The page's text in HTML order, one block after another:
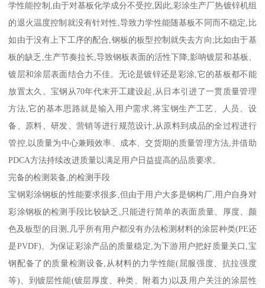
学性能控制,由于对基板化学成分不受控,因此,彩涂生产厂热镀锌机组
的退火温度控制就没有针对性,导致力学性能随基板不同而不稳定,比
如由于没有上下工序的配合,钢板的板型控制就失去方向;比如由于基
板的缺乏,生产节奏拉长,导致钢板表面的活性下降,影呐镀层和基板、
镀层和涂层表面结合力不佳。无论是镀锌还是彩涂,它的基板都不能
放置太久。宝钢从70年代末开工建设起,从日本引进了一贯质量管理
方法,它的基本思路就是输入用户需求,将宝钢生产工艺、人员、设
备、原料、研发、营销等进行规范设计,从原料到成品的全过程进行
管控,以质量为中心兼顾效率、成本、交货期的质量管理方法,并借助
PDCA方法持续改进质量以满足用户日益提高的品质要求。
完备的检测装备,的检测手段
宝钢彩涂钢板的性能要求很多,但由于用户大多是钢构厂,用户自身对
彩涂钢板的检测手段比较缺乏,只能进行简单的表面质量、厚度、颜
色及板型的目测,几乎所有用户都没有办法检测材料的涂层种类(PE还
是PVDF)。为保证彩涂产品的质量稳定,为下游用户把好质量关口,宝
钢配备了的质量检测设备,从材料的力学性能(屈服强度、抗拉强度
等)、到镀层性能(镀层厚度、种类、附着力)以及用户关注的涂层性